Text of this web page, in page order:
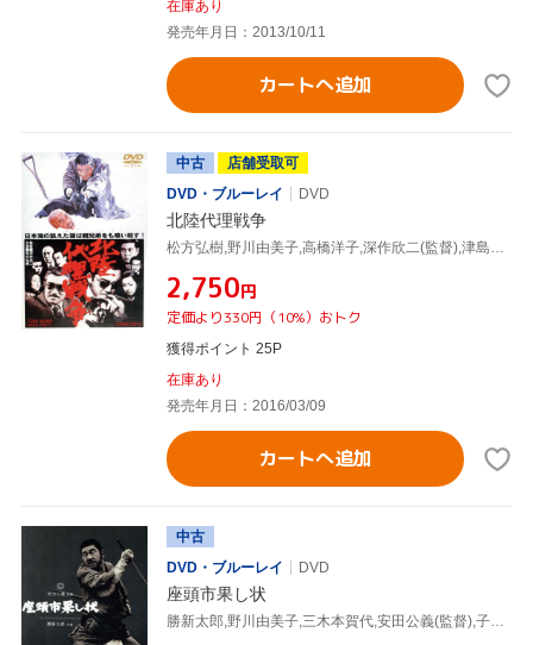
在庫あり
発売年月日：2013/10/11
カートへ追加
中古
店舗受取可
DVD・ブルーレイ
DVD
北陸代理戦争
松方弘樹,野川由美子,高橋洋子,深作欣二(監督),津島利章(音楽)
¥2,750円
定価より330円（10%）おトク
獲得ポイント 25P
在庫あり
発売年月日：2016/03/09
カートへ追加
中古
DVD・ブルーレイ
DVD
座頭市果し状
勝新太郎,野川由美子,三木本賀代,安田公義(監督),子母沢寛(原作)